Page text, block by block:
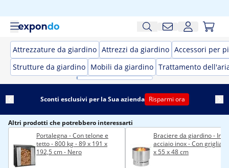
Attrezzature da giardino Attrezzi da giardino Accessori per
Strutture da giardino Mobili da giardino Trattamento
Sconti esclusivi per la Sua azienda Risparmi ora
Altri prodotti che potrebbero interessarti
Portalegna - Con telone e
tetto - 800 kg - 89 x 191 x
192,5 cm - Nero
Braciere da giardino - In
acciaio inox - Con griglia -
x 55 x 48 cm